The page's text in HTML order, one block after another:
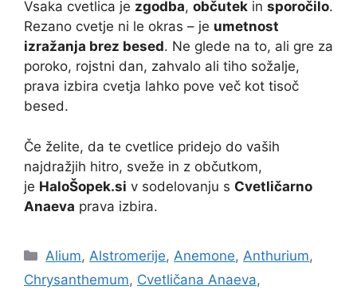
Vsaka cvetlica je zgodba, občutek in sporočilo.
Rezano cvetje ni le okras – je umetnost
izražanja brez besed. Ne glede na to, ali gre za
poroko, rojstni dan, zahvalo ali tiho sožalje,
prava izbira cvetja lahko pove več kot tisoč
besed.
Če želite, da te cvetlice pridejo do vaših
najdražjih hitro, sveže in z občutkom,
je HaloŠopek.si v sodelovanju s Cvetličarno
Anaeva prava izbira.
Categories
Alium, Alstromerije, Anemone, Anthurium,
Chrysanthemum, Cvetličana Anaeva,